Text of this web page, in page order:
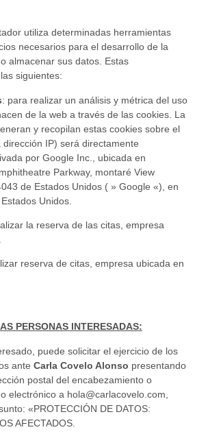
utiliza determinadas herramientas
necesarios para el desarrollo de la
almacenar sus datos. Estas
siguientes:
: para realizar un análisis y métrica del uso
de la web a través de las cookies. La
y recopilan estas cookies sobre el
dirección IP) será directamente
por Google Inc., ubicada en
Parkway, montaré View
de Estados Unidos ( » Google «), en
Unidos.
la reserva de las citas, empresa
reserva de citas, empresa ubicada en
PERSONAS INTERESADAS:
puede solicitar el ejercicio de los
ante Carla Covelo Alonso presentando
postal del encabezamiento o
electrónico a hola@carlacovelo.com
«PROTECCIÓN DE DATOS:
AFECTADOS.